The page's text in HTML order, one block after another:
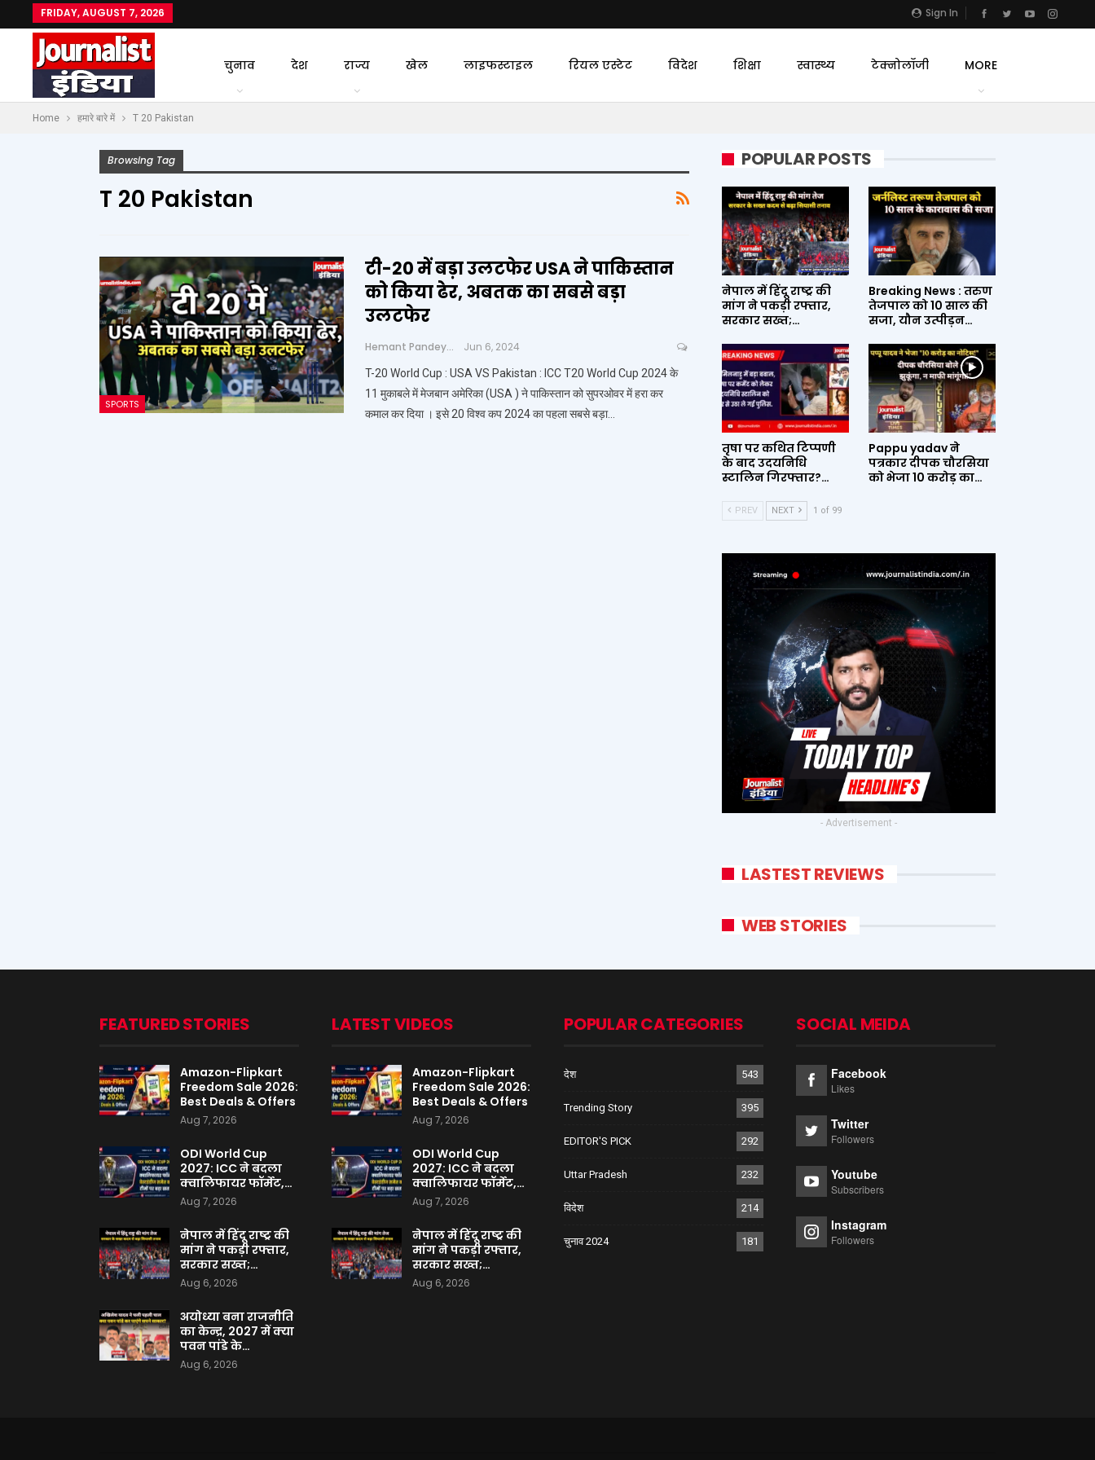
Sign In
FRIDAY, AUGUST 7, 2026
चुनाव देश राज्य खेल लाइफस्टाइल रियल एस्टेट विदेश शिक्षा स्वास्थ्य टेक्नोलॉजी MORE
Home हमारे बारे में T 20 Pakistan
Browsing Tag
T 20 Pakistan
SPORTS
टी-20 में बड़ा उलटफेर USA ने पाकिस्तान
को किया ढेर, अबतक का सबसे बड़ा
उलटफेर
Hemant Pandey Jun 6, 2024
T-20 World Cup : USA VS Pakistan : ICC T20 World Cup 2024 के
11 मुकाबले में मेजबान अमेरिका (USA ) ने पाकिस्तान को सुपरओवर में हरा कर
कमाल कर दिया । इसे 20 विश्व कप 2024 का पहला सबसे बड़ा…
POPULAR POSTS
नेपाल में हिंदू राष्ट्र की
मांग ने पकड़ी रफ्तार,
सरकार सख्त;…
Breaking News : तरुण
तेजपाल को 10 साल की
सजा, यौन उत्पीड़न…
तृषा पर कथित टिप्पणी
के बाद उदयनिधि
स्टालिन गिरफ्तार?…
Pappu yadav ने
पत्रकार दीपक चौरसिया
को भेजा 10 करोड़ का…
PREV NEXT 1 of 99
- Advertisement -
LASTEST REVIEWS
WEB STORIES
FEATURED STORIES
Amazon-Flipkart
Freedom Sale 2026:
Best Deals & Offers
Aug 7, 2026
ODI World Cup
2027: ICC ने बदला
क्वालिफायर फॉर्मेट,…
Aug 7, 2026
नेपाल में हिंदू राष्ट्र की
मांग ने पकड़ी रफ्तार,
सरकार सख्त;…
Aug 6, 2026
अयोध्या बना राजनीति
का केन्द्र, 2027 में क्या
पवन पांडे के…
Aug 6, 2026
LATEST VIDEOS
Amazon-Flipkart
Freedom Sale 2026:
Best Deals & Offers
Aug 7, 2026
ODI World Cup
2027: ICC ने बदला
क्वालिफायर फॉर्मेट,…
Aug 7, 2026
नेपाल में हिंदू राष्ट्र की
मांग ने पकड़ी रफ्तार,
सरकार सख्त;…
Aug 6, 2026
POPULAR CATEGORIES
देश 543
Trending Story 395
EDITOR'S PICK 292
Uttar Pradesh 232
विदेश 214
चुनाव 2024 181
SOCIAL MEIDA
Facebook
Likes
Twitter
Followers
Youtube
Subscribers
Instagram
Followers